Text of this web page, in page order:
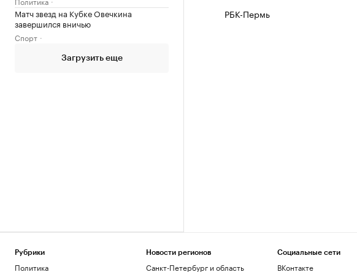
Матч звезд на Кубке Овечкина
завершился вничью
Спорт
Загрузить еще
РБК-Пермь
Рубрики
Политика
Новости регионов
Санкт-Петербург и область
Социальные сети
ВКонтакте